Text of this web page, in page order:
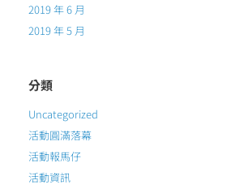
2019 年 6 月
2019 年 5 月
分類
Uncategorized
活動圓滿落幕
活動報馬仔
活動資訊